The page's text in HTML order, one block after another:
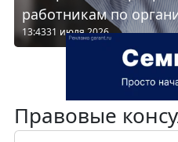
работникам по
13:4331 июля 2026
Правовые